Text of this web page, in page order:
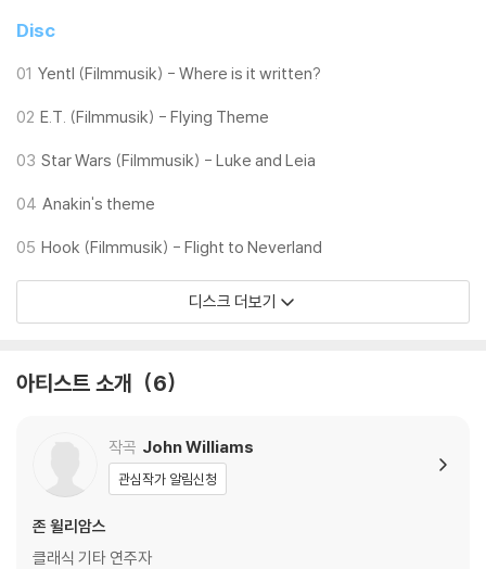
Disc
01 Yentl (Filmmusik) - Where is it written?
02 E.T. (Filmmusik) - Flying Theme
03 Star Wars (Filmmusik) - Luke and Leia
04 Anakin's theme
05 Hook (Filmmusik) - Flight to Neverland
디스크 더보기
아티스트 소개 6
작곡 John Williams
관심작가 알림신청
존 윌리암스
클래식 기타 연주자